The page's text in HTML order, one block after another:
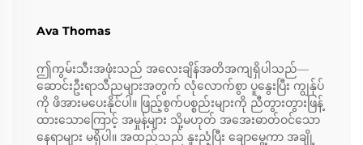
Ava Thomas
ဤကွမ်းသီးအဖုံးသည် အလေးချိန်အတိအကျရှိပါသည်—
ဆောင်းဦးရာသီညများအတွက် လုံလောက်စွာ ပူနွေးပြီး ကျွန်ုပ်
ကို ဖိအားမပေးနိုင်ပါ။ ဖြည့်စွက်ပစ္စည်းများကို ညီတွားတွားဖြန့်
ထားသောကြောင့် အမှုန့်များ သို့မဟုတ် အအေးဓာတ်ဝင်သော
နေရာများ မရှိပါ။ အထည်သည် နူးညံ့ပြီး ချောမွေ့ကာ အချို့